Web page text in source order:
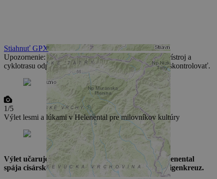
Stiahnuť GPX
Upozornenie: GPS dáta je potrebné upraviť pre Váš prístroj a
cyklotrasu odporúčame pred jazdou priamo v prístroji skontrolovať.
1/5
Výlet lesmi a lúkami v Helenental pre milovníkov kultúry
Výlet učaruje cyklistom so záujmom o kultúru. Helenental
spája cisárske mesto Baden s kláštorom v obci Heiligenkreuz.